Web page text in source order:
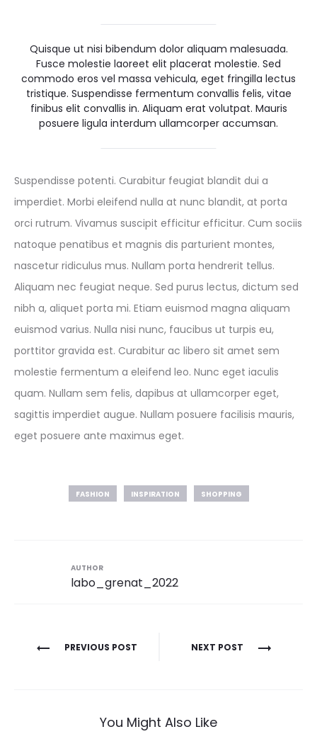
Quisque ut nisi bibendum dolor aliquam malesuada.
Fusce molestie laoreet elit placerat molestie. Sed
commodo eros vel massa vehicula, eget fringilla lectus
tristique. Suspendisse fermentum convallis felis, vitae
finibus elit convallis in. Aliquam erat volutpat. Mauris
posuere ligula interdum ullamcorper accumsan.
Suspendisse potenti. Curabitur feugiat blandit dui a
imperdiet. Morbi eleifend nulla at nunc blandit, at porta
orci rutrum. Vivamus suscipit efficitur efficitur. Cum sociis
natoque penatibus et magnis dis parturient montes,
nascetur ridiculus mus. Nullam porta hendrerit tellus.
Aliquam nec feugiat neque. Sed purus lectus, dictum sed
nibh a, aliquet porta mi. Etiam euismod magna aliquam
euismod varius. Nulla nisi nunc, faucibus ut turpis eu,
porttitor gravida est. Curabitur ac libero sit amet sem
molestie fermentum a eleifend leo. Nunc eget iaculis
quam. Nullam sem felis, dapibus at ullamcorper eget,
sagittis imperdiet augue. Nullam posuere facilisis mauris,
eget posuere ante maximus eget.
FASHION INSPIRATION SHOPPING
AUTHOR
labo_grenat_2022
Navigation
PREVIOUS POST NEXT POST
You Might Also Like